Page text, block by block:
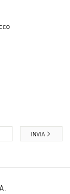
INVIA
.